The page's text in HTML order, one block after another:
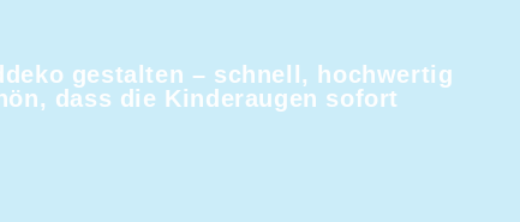
gestalten – schnell, hochwertig
dass die Kinderaugen sofort